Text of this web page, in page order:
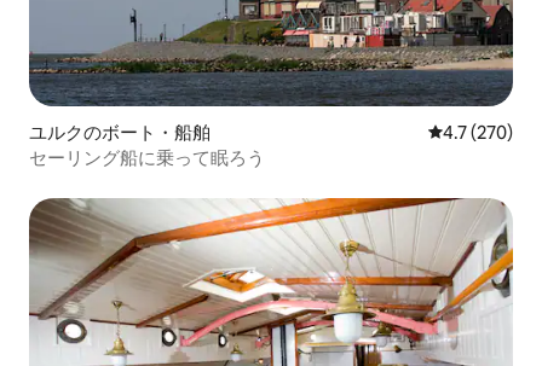
ユルクのボート・船舶 レビュー270
4.7 (270)
セーリング船に乗って眠ろう